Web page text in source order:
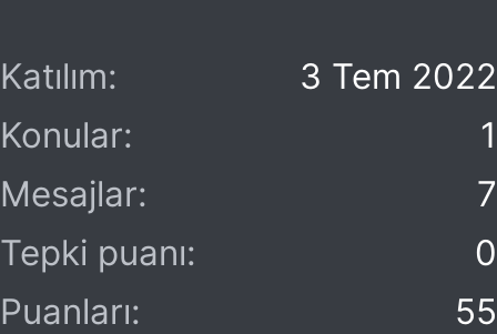
Katılım
3 Tem 2022
Konular
1
Mesajlar
7
Tepki puanı
0
Puanları
55